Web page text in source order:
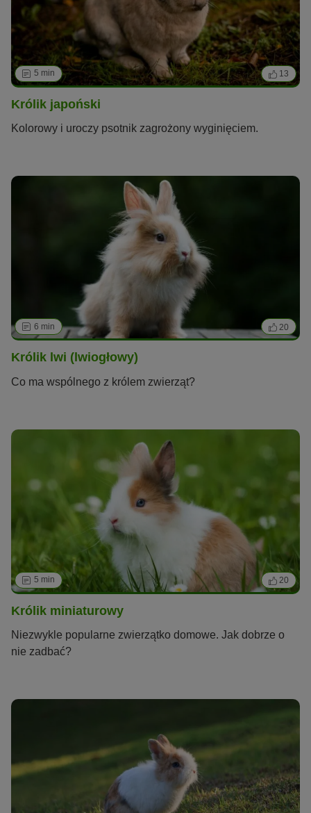
5 min 13
Królik japoński
Kolorowy i uroczy psotnik zagrożony wyginięciem.
6 min 20
Królik lwi (lwiogłowy)
Co ma wspólnego z królem zwierząt?
5 min 20
Królik miniaturowy
Niezwykle popularne zwierzątko domowe. Jak dobrze o
nie zadbać?